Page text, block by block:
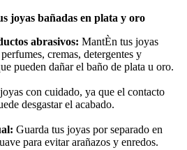
joyas bañadas en plata y oro
abrasivos: MantÈn tus joyas
cremas, detergentes y
pueden dañar el baño de plata u oro.
con cuidado, ya que el contacto
desgastar el acabado.
Guarda tus joyas por separado en
para evitar arañazos y enredos.